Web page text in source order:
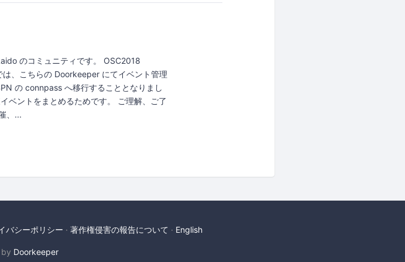
のコミュニティです。 OSC2018
、こちらの Doorkeeper にてイベント管理
の connpass へ移行することとなりまし
ベントをまとめるためです。 ご理解、ご了
、...
バシーポリシー 著作権侵害の報告について English
Doorkeeper